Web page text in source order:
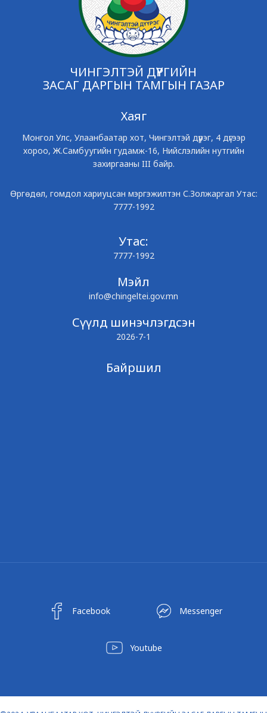
ЧИНГЭЛТЭЙ ДҮҮРГИЙН
ЗАСАГ ДАРГЫН ТАМГЫН ГАЗАР
Хаяг
Монгол Улс, Улаанбаатар хот, Чингэлтэй дүүрэг, 4 дүгээр
хороо, Ж.Самбуугийн гудамж-16, Нийслэлийн нутгийн
захиргааны III байр.
Өргөдөл, гомдол хариуцсан мэргэжилтэн С.Золжаргал Утас:
7777-1992
Утас:
7777-1992
Мэйл
info@chingeltei.gov.mn
Сүүлд шинэчлэгдсэн
2026-7-1
Байршил
Facebook Messenger
Youtube